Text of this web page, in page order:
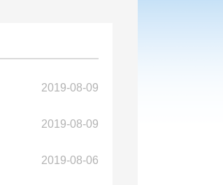
2019-08-09
2019-08-09
2019-08-06